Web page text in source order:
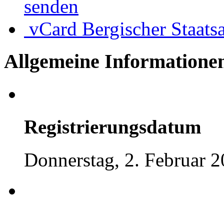
senden
vCard Bergischer
Allgemeine
Registrierungsdatum
Donnerstag, 2. Februar